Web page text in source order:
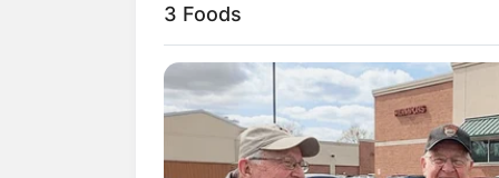
In der
Rokoko
ehemalige
3 Foods